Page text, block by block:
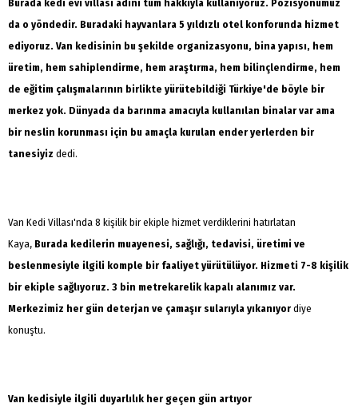
Burada kedi evi villası adını tüm hakkıyla kullanıyoruz. Pozisyonumuz
da o yöndedir. Buradaki hayvanlara 5 yıldızlı otel konforunda hizmet
ediyoruz. Van kedisinin bu şekilde organizasyonu, bina yapısı, hem
üretim, hem sahiplendirme, hem araştırma, hem bilinçlendirme, hem
de eğitim çalışmalarının birlikte yürütebildiği Türkiye'de böyle bir
merkez yok. Dünyada da barınma amacıyla kullanılan binalar var ama
bir neslin korunması için bu amaçla kurulan ender yerlerden bir
tanesiyiz dedi.
Van Kedi Villası'nda 8 kişilik bir ekiple hizmet verdiklerini hatırlatan
Kaya, Burada kedilerin muayenesi, sağlığı, tedavisi, üretimi ve
beslenmesiyle ilgili komple bir faaliyet yürütülüyor. Hizmeti 7-8 kişilik
bir ekiple sağlıyoruz. 3 bin metrekarelik kapalı alanımız var.
Merkezimiz her gün deterjan ve çamaşır sularıyla yıkanıyor diye
konuştu.
Van kedisiyle ilgili duyarlılık her geçen gün artıyor